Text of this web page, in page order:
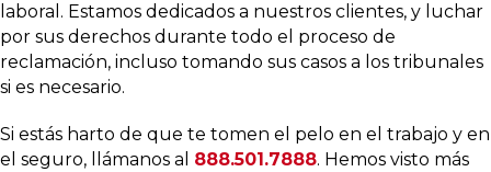
laboral. Estamos dedicados a nuestros clientes, y luchar
por sus derechos durante todo el proceso de
reclamación, incluso tomando sus casos a los tribunales
si es necesario.
Si estás harto de que te tomen el pelo en el trabajo y en
el seguro, llámanos al 888.501.7888. Hemos visto más